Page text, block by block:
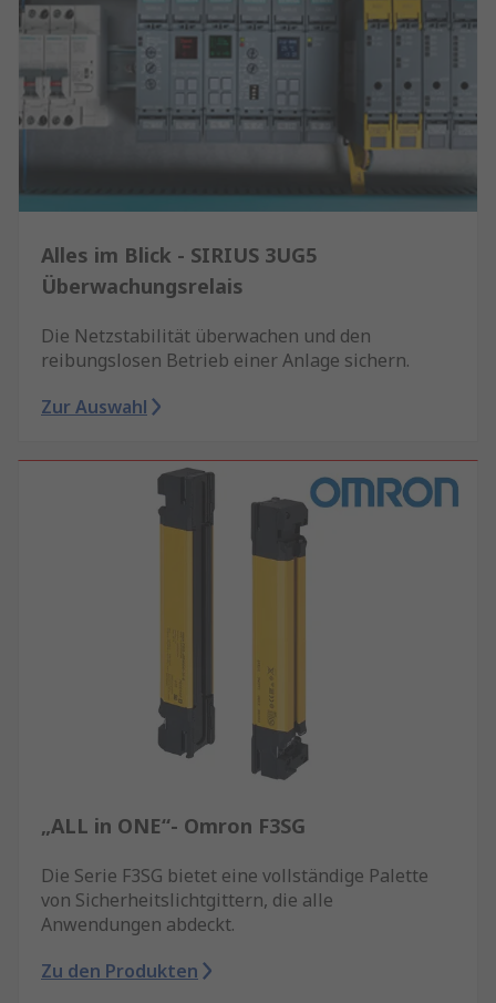
Alles im Blick - SIRIUS 3UG5
Überwachungsrelais
Die Netzstabilität überwachen und den
reibungslosen Betrieb einer Anlage sichern.
Zur Auswahl
„ALL in ONE“- Omron F3SG
Die Serie F3SG bietet eine vollständige Palette
von Sicherheitslichtgittern, die alle
Anwendungen abdeckt.
Zu den Produkten